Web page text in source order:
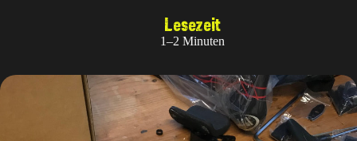
Lesezeit
1–2 Minuten